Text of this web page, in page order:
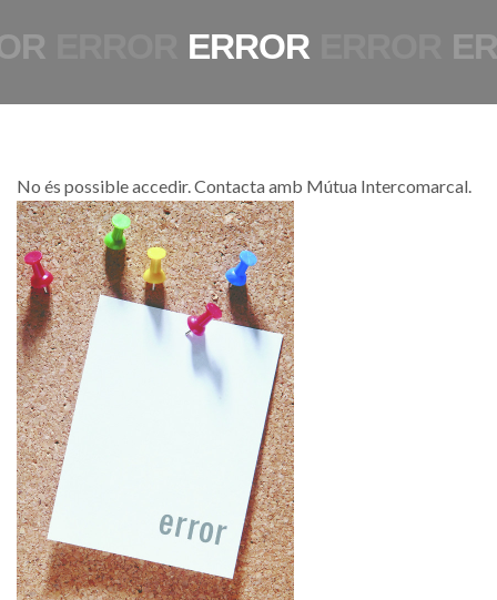
ERROR
No és possible accedir. Contacta amb Mútua Intercomarcal.